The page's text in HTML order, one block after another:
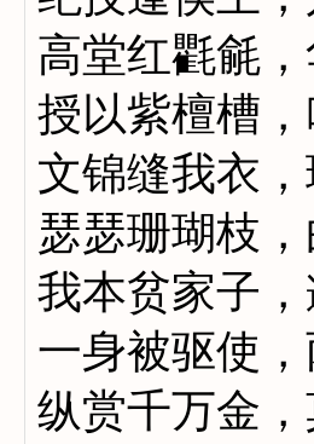
高堂红氍毹
授以紫檀槽
文锦缝我衣
瑟瑟珊瑚枝
我本贫家子
一身被驱使
纵赏千万金